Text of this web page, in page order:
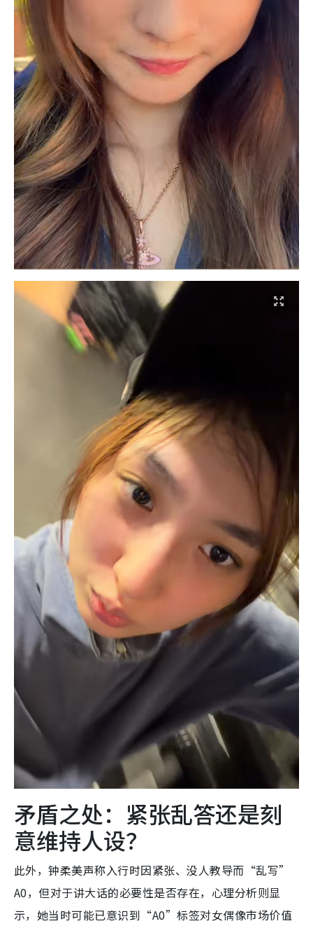
矛盾之处：紧张乱答还是刻
意维持人设？
此外，钟柔美声称入行时因紧张、没人教导而“乱写”
A0，但对于讲大话的必要性是否存在，心理分析则显
示，她当时可能已意识到“A0”标签对女偶像市场价值